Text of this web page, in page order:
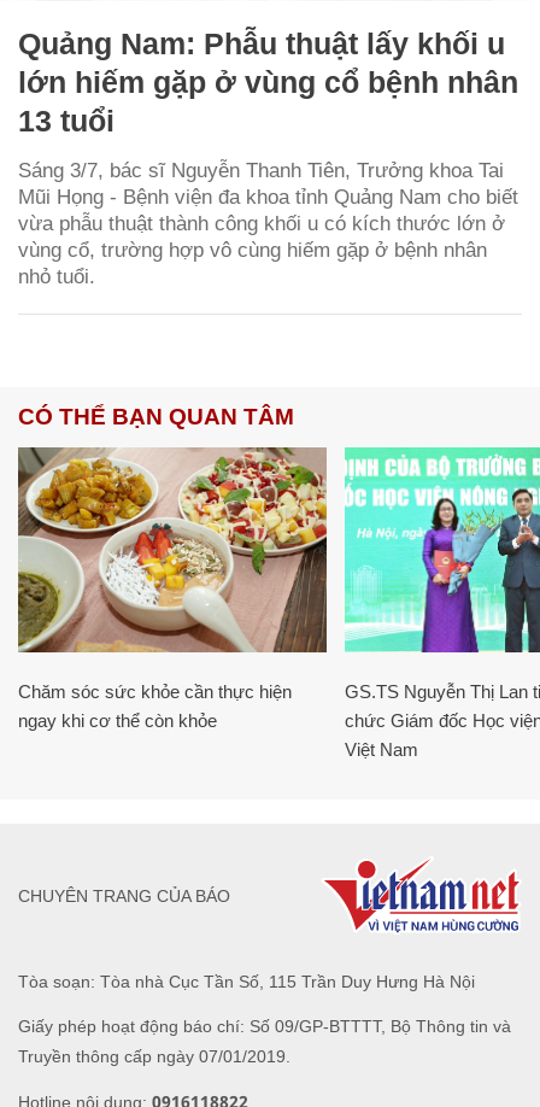
Quảng Nam: Phẫu thuật lấy khối u
lớn hiếm gặp ở vùng cổ bệnh nhân
13 tuổi
Sáng 3/7, bác sĩ Nguyễn Thanh Tiên, Trưởng khoa Tai
Mũi Họng - Bệnh viện đa khoa tỉnh Quảng Nam cho biết
vừa phẫu thuật thành công khối u có kích thước lớn ở
vùng cổ, trường hợp vô cùng hiếm gặp ở bệnh nhân
nhỏ tuổi.
CÓ THỂ BẠN QUAN TÂM
Chăm sóc sức khỏe cần thực hiện
ngay khi cơ thể còn khỏe
GS.TS Nguyễn Thị Lan
chức Giám đốc Học
Việt Nam
Tòa soạn: Tòa nhà Cục Tần Số, 115 Trần Duy Hưng Hà Nội
Giấy phép hoạt động báo chí: Số 09/GP-BTTTT, Bộ Thông tin và
Truyền thông cấp ngày 07/01/2019.
Hotline nội dung: 0916118822
CHUYÊN TRANG CỦA BÁO